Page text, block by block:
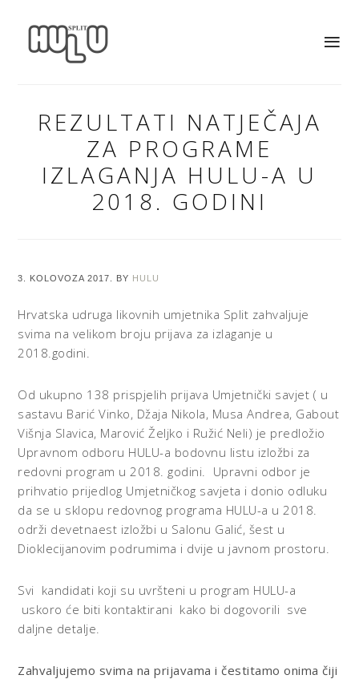
REZULTATI NATJEČAJA
ZA PROGRAME
IZLAGANJA HULU-A U
2018. GODINI
3. KOLOVOZA 2017. BY HULU
Hrvatska udruga likovnih umjetnika Split zahvaljuje
svima na velikom broju prijava za izlaganje u
2018.godini.
Od ukupno 138 prispjelih prijava Umjetnički savjet ( u
sastavu Barić Vinko, Džaja Nikola, Musa Andrea, Gabout
Višnja Slavica, Marović Željko i Ružić Neli) je predložio
Upravnom odboru HULU-a bodovnu listu izložbi za
redovni program u 2018. godini. Upravni odbor je
prihvatio prijedlog Umjetničkog savjeta i donio odluku
da se u sklopu redovnog programa HULU-a u 2018.
održi devetnaest izložbi u Salonu Galić, šest u
Dioklecijanovim podrumima i dvije u javnom prostoru.
Svi kandidati koji su uvršteni u program HULU-a
uskoro će biti kontaktirani kako bi dogovorili sve
daljne detalje.
Zahvaljujemo svima na prijavama i čestitamo onima čiji